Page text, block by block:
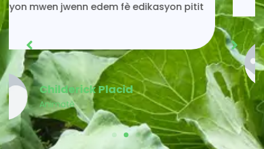
Acénès Jeune
Membre MPP